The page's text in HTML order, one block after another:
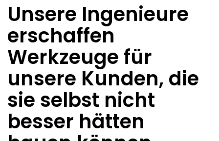
Unsere Ingenieure
erschaffen
Werkzeuge für
unsere Kunden, die
sie selbst nicht
besser hätten